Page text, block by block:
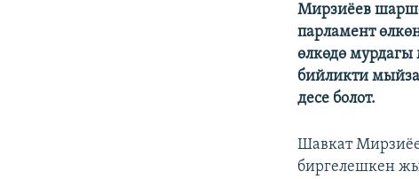
Мирзиёев
парламент
өлкөдө
бийликти
десе болот.
Шавкат
биргелешкен